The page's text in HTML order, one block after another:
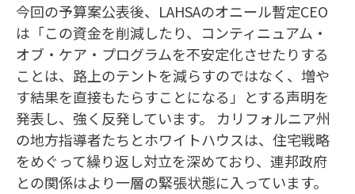
今回の予算案公表後、LAHSAのオニール暫定CEO
は「この資金を削減したり、コンティニュアム・
オブ・ケア・プログラムを不安定化させたりする
ことは、路上のテントを減らすのではなく、増や
す結果を直接もたらすことになる」とする声明を
発表し、強く反発しています。 カリフォルニア州
の地方指導者たちとホワイトハウスは、住宅戦略
をめぐって繰り返し対立を深めており、連邦政府
との関係はより一層の緊張状態に入っています。